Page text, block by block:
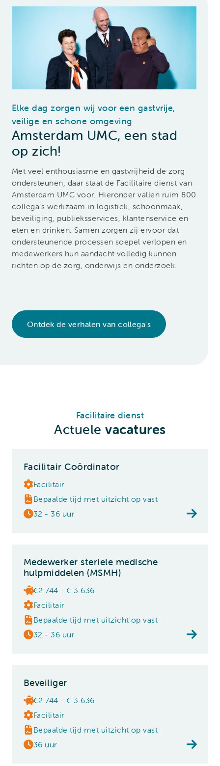
Amsterdam UMC, een stad
op zich!
Elke dag zorgen wij voor een gastvrije,
veilige en schone omgeving
Met veel enthousiasme en gastvrijheid de zorg
ondersteunen, daar staat de Facilitaire dienst van
Amsterdam UMC voor. Hieronder vallen ruim 800
collega’s werkzaam in logistiek, schoonmaak,
beveiliging, publieksservices, klantenservice en
eten en drinken. Samen zorgen zij ervoor dat
ondersteunende processen soepel verlopen en
medewerkers hun aandacht volledig kunnen
richten op de zorg, onderwijs en onderzoek.
Ontdek de verhalen van collega's
Actuelevacatures
Facilitaire dienst
Facilitair Coördinator
Facilitair
Bepaalde tijd met uitzicht op vast
32 - 36 uur
Medewerker steriele medische
hulpmiddelen (MSMH)
€2.744 - € 3.636
Facilitair
Bepaalde tijd met uitzicht op vast
32 - 36 uur
Beveiliger
€2.744 - € 3.636
Facilitair
Bepaalde tijd met uitzicht op vast
36 uur